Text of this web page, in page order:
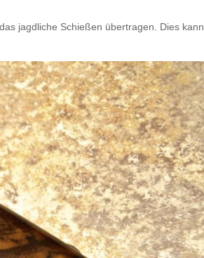
jagdliche Schießen übertragen. Dies kann